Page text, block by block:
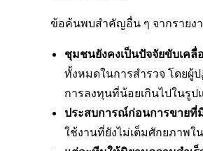
ข้อค้นพบสำคัญอื่น ๆ จากรายง
ชุมชนยังคงเป็นปัจจัยขับเค
ทั้งหมดในการสำรวจ โดยผู้
การลงทุนที่น้อยเกินไปในรู
ประสบการณ์ก่อนการขายที่
ใช้งานที่ยังไม่เต็มศักยภาพ